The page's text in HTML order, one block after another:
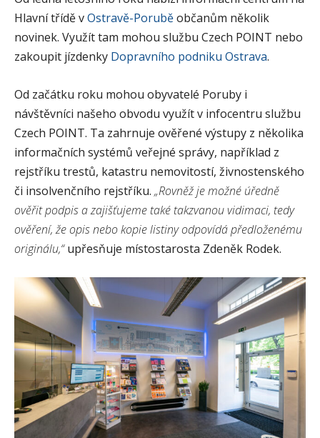
Hlavní třídě vOstravě-Poruběobčanům několik
novinek. Využít tam mohou službu Czech POINT nebo
zakoupit jízdenky Dopravního podniku Ostrava.
Od začátku roku mohou obyvatelé Poruby i
návštěvníci našeho obvodu využít v infocentru službu
Czech POINT. Ta zahrnuje ověřené výstupy z několika
informačních systémů veřejné správy, například z
rejstříku trestů, katastru nemovitostí, živnostenského
či insolvenčního rejstříku. „Rovněž je možné úředně
ověřit podpis a zajišťujeme také takzvanou vidimaci, tedy
ověření, že opis nebo kopie listiny odpovídá předloženému
originálu,“upřesňuje místostarosta Zdeněk Rodek.